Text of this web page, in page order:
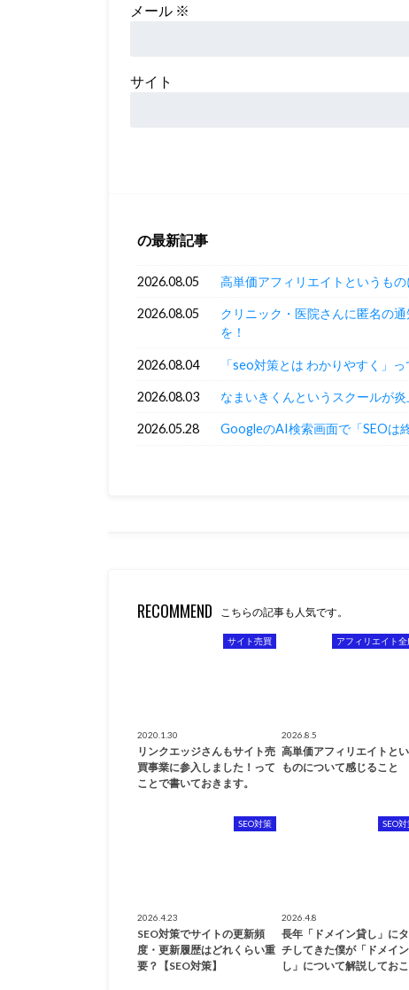
メール ※
サイト
の最新記事
2026.08.05 高単価アフィリエイトというも
2026.08.05
クリニック・医院さんに匿名の
を！
2026.08.04 「seo対策とは わかりやすく」
2026.08.03 なまいきくんというスクールが
2026.05.28 GoogleのAI検索画面で「SEOは
RECOMMEND こちらの記事も人気です。
サイト売買
2020.1.30
リンクエッジさんもサイト売
買事業に参入しました！って
ことで書いておきます。
アフィリエイト全
2026.8.5
高単価アフィリエイトと
ものについて感じること
SEO対策
2026.4.23
SEO対策でサイトの更新頻
度・更新履歴はどれくらい重
要？【SEO対策】
SEO
2026.4.8
長年「ドメイン貸し」に
チしてきた僕が「ドメイ
し」について解説してお